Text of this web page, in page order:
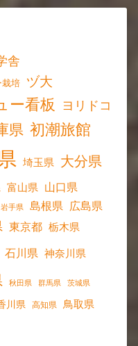
舎
栽培 ヅ大
ー看板
ヨリドコ
県 初潮旅館
埼玉県 大分県
富山県 山口県
岩手県 島根県 広島県
東京都 栃木県
石川県 神奈川県
秋田県 群馬県 茨城県
川県 高知県 鳥取県